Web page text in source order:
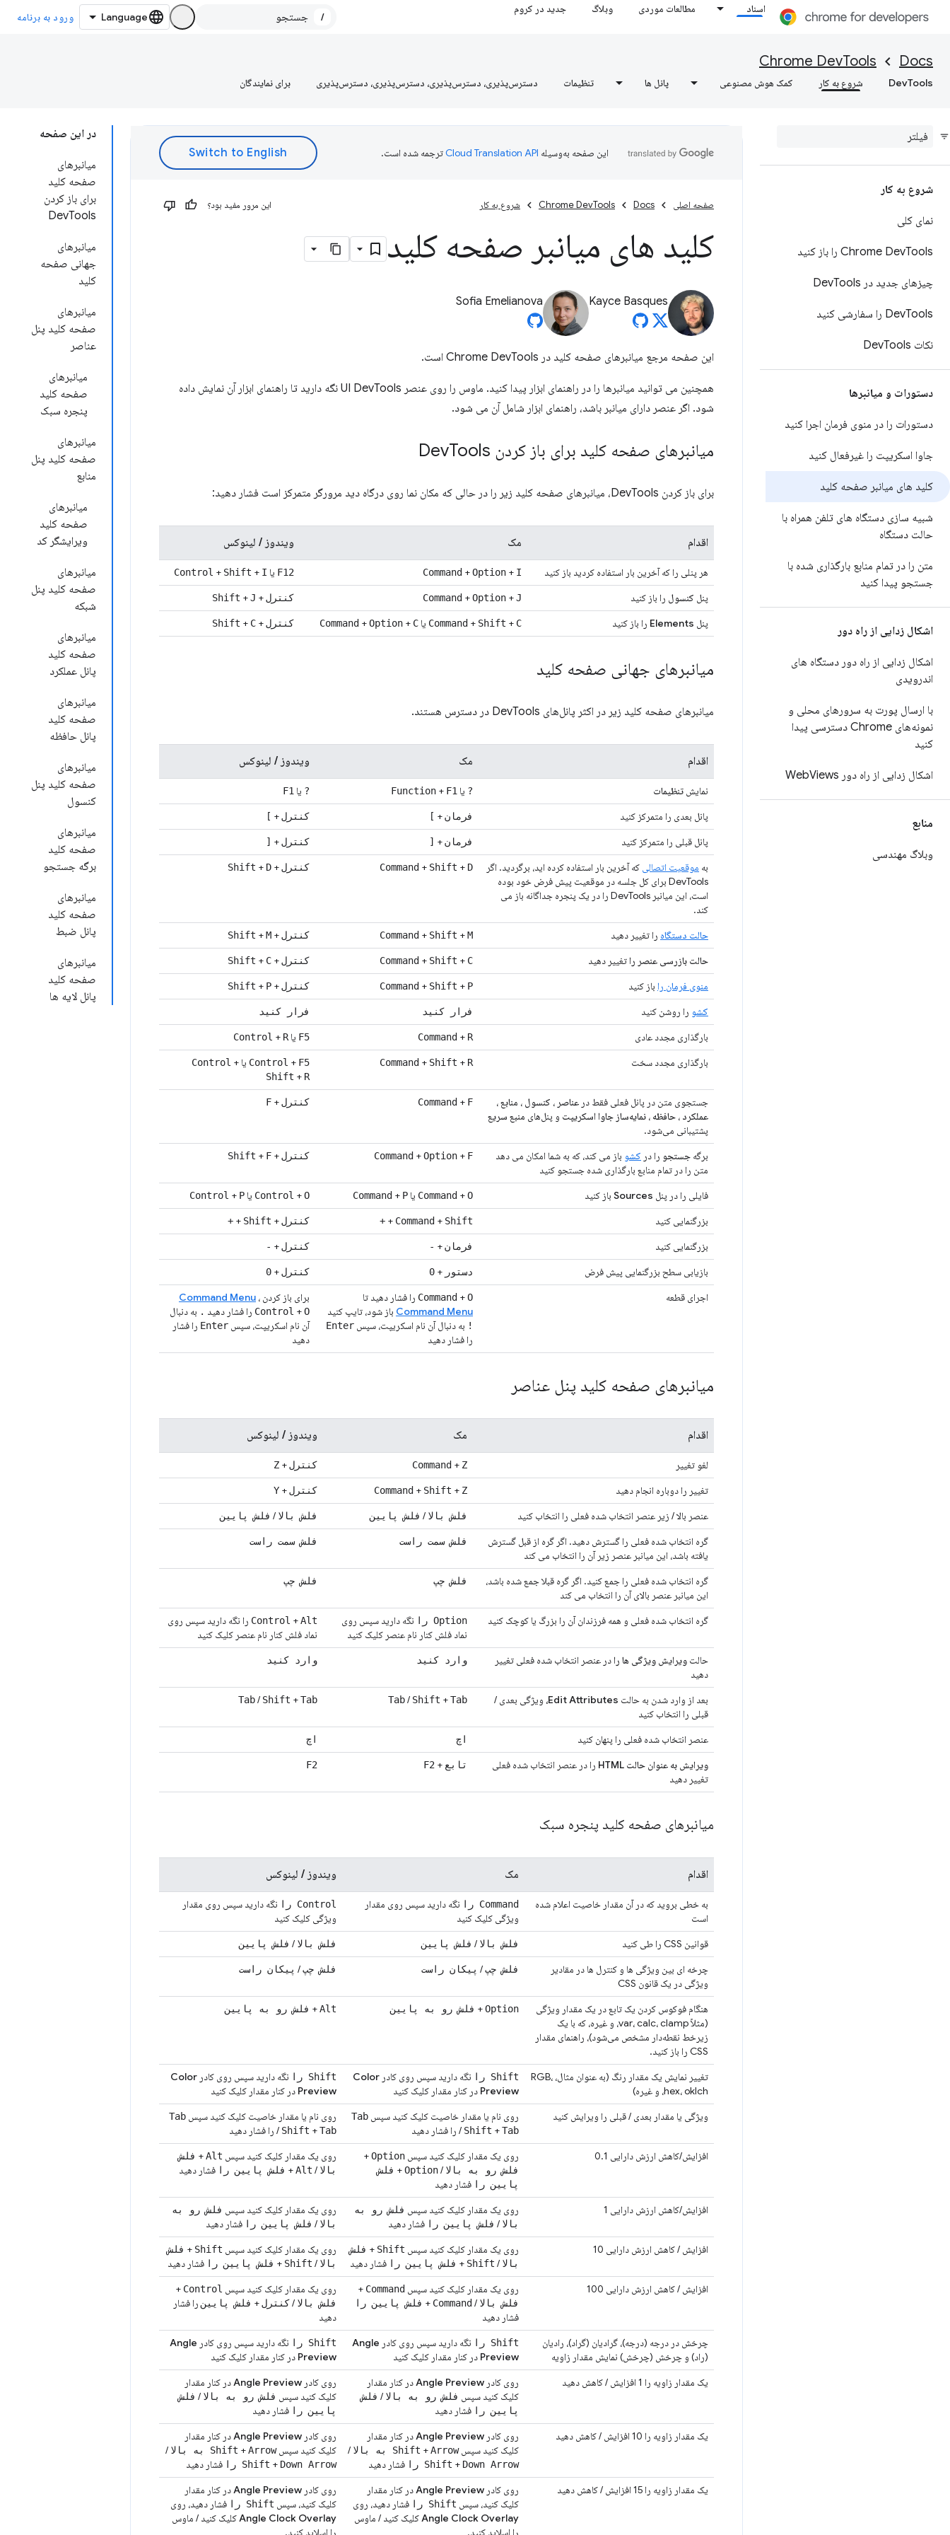
اسناد مطالعات موردی وبلاگ جدید در کروم
/ ورود به برنامه
Docs
Chrome DevTools
DevTools شروع به کار کمک هوش مصنوعی پانل ها تنظیمات دسترس‌پذیری، دسترس‌پذیری، دسترس‌پذیری، دسترس‌پذیری برای نمایندگان
شروع به کار
نمای کلی
Chrome DevTools را باز کنید
چیزهای جدید در Dev Tools
DevTools را سفارشی کنید
نکات Dev Tools
دستورات و میانبرها
دستورات را در منوی فرمان اجرا کنید
جاوا اسکریپت را غیرفعال کنید
کلید های میانبر صفحه کلید
شبیه سازی دستگاه های تلفن همراه با
حالت دستگاه
متن را در تمام منابع بارگذاری شده با
جستجو پیدا کنید
اشکال زدایی از راه دور
اشکال زدایی از راه دور دستگاه های
اندرویدی
با ارسال پورت به سرورهای محلی و
نمونه‌های Chrome دسترسی پیدا
کنید
اشکال زدایی از راه دور Web Views
منابع
وبلاگ مهندسی
در این صفحه
میانبرهای
صفحه کلید
برای باز کردن
DevTools
میانبرهای
جهانی صفحه
کلید
میانبرهای
صفحه کلید پنل
عناصر
میانبرهای
صفحه کلید
پنجره سبک
میانبرهای
صفحه کلید پنل
منابع
میانبرهای
صفحه کلید
ویرایشگر کد
میانبرهای
صفحه کلید پنل
شبکه
میانبرهای
صفحه کلید
پانل عملکرد
میانبرهای
صفحه کلید
پانل حافظه
میانبرهای
صفحه کلید پنل
کنسول
میانبرهای
صفحه کلید
برگه جستجو
میانبرهای
صفحه کلید
پانل ضبط
میانبرهای
صفحه کلید
پانل لایه ها
این صفحه به‌وسیله ترجمه شده است.
صفحه اصلی Docs
Chrome DevTools شروع به کار این مرور مفید بود؟
کلید های میانبر صفحه کلید
Kayce Basques
Sofia Emelianova
این صفحه مرجع میانبرهای صفحه کلید در Chrome DevTools است.
همچنین می توانید میانبرها را در راهنمای ابزار پیدا کنید. ماوس را روی عنصر UI DevTools نگه دارید تا راهنمای ابزار آن نمایش داده
شود. اگر عنصر دارای میانبر باشد، راهنمای ابزار شامل آن می شود.
میانبرهای صفحه کلید برای باز کردن Dev Tools
برای باز کردن DevTools، میانبرهای صفحه کلید زیر را در حالی که مکان نما روی درگاه دید مرورگر متمرکز است فشار دهید:
اقدام مک ویندوز / لینوکس
هر پنلی را که آخرین بار استفاده کردید باز کنید Command +Option + I
F12 یا Control + Shift + I
پنل کنسول را باز کنید Command +Option +J کنترل+
Shift +J
پنل Elements را باز کنید Command + Shift + C یا Command +Option + C کنترل+
Shift + C
میانبرهای جهانی صفحه کلید
میانبرهای صفحه کلید زیر در اکثر پانل‌های DevTools در دسترس هستند.
اقدام مک ویندوز / لینوکس
نمایش تنظیمات ? یا Function + F1
? یا F1
پانل بعدی را متمرکز کنید فرمان+
] کنترل+
]
پانل قبلی را متمرکز کنید فرمان+
[ کنترل+
[
به موقعیت اتصالی که آخرین بار استفاده کرده اید، برگردید. اگر
DevTools برای کل جلسه در موقعیت پیش فرض خود بوده
است، این میانبر DevTools را در یک پنجره جداگانه باز می
کند.
Command + Shift + D کنترل+
Shift + D
حالت دستگاه را تغییر دهید Command + Shift +M کنترل+
Shift +M
حالت بازرسی عنصر را تغییر دهید Command + Shift + C کنترل+
Shift + C
منوی فرمان را باز کنید Command + Shift + P کنترل+
Shift + P
کشو را روشن کنید فرار کنید فرار کنید
بارگذاری مجدد عادی Command + R
F5 یا Control + R
بارگذاری مجدد سخت Command + Shift + R
Control + F5 یا Control +
Shift + R
جستجوی متن در پانل فعلی فقط در عناصر ، کنسول ، منابع،
عملکرد ، حافظه ، نمایه‌ساز جاوا اسکریپت و پنل‌های منبع سریع
پشتیبانی می‌شود.
Command + F کنترل+
F
برگه جستجو را در کشو باز می کند، که به شما امکان می دهد
متن را در تمام منابع بارگذاری شده جستجو کنید
Command +Option + F کنترل+
Shift + F
فایلی را در پنل Sources باز کنید Command +O یا Command + P
Control +O یا Control + P
بزرگنمایی کنید Command + Shift
+
+ کنترل+
Shift
+
+
بزرگنمایی کنید فرمان+
- کنترل+
-
بازیابی سطح بزرگنمایی پیش فرض دستور +
0 کنترل+
0
اجرای قطعه Command +O
را فشار دهید تا
Command Menu باز شود، تایپ کنید
! به دنبال آن نام اسکریپت، سپس Enter
را فشار دهید
برای باز کردن Command Menu ،
Control +O را فشار دهید . به دنبال
آن نام اسکریپت، سپس Enter را فشار
دهید
میانبرهای صفحه کلید پنل عناصر
اقدام مک ویندوز / لینوکس
لغو تغییر Command + Z کنترل+
Z
تغییر را دوباره انجام دهید Command + Shift + Z کنترل+
Y
عنصر بالا / زیر عنصر انتخاب شده فعلی را انتخاب کنید فلش بالا / فلش پایین فلش بالا / فلش پایین
گره انتخاب شده فعلی را گسترش دهید. اگر گره از قبل گسترش
یافته باشد، این میانبر عنصر زیر آن را انتخاب می کند
فلش سمت راست فلش سمت راست
گره انتخاب شده فعلی را جمع کنید. اگر گره قبلا جمع شده باشد،
این میانبر عنصر بالای آن را انتخاب می کند
فلش چپ فلش چپ
گره انتخاب شده فعلی و همه فرزندان آن را بزرگ یا کوچک کنید Option را
نگه دارید سپس روی
نماد فلش کنار نام عنصر کلیک کنید
Control +Alt
را نگه دارید سپس روی
نماد فلش کنار نام عنصر کلیک کنید
حالت ویرایش ویژگی ها را در عنصر انتخاب شده فعلی تغییر
دهید
وارد کنید وارد کنید
بعد از وارد شدن به حالت Edit Attributes، ویژگی بعدی /
قبلی را انتخاب کنید
Tab/ Shift +Tab
Tab/ Shift +Tab
عنصر انتخاب شده فعلی را پنهان کنید اچ اچ
ویرایش به عنوان حالت HTML
را در عنصر انتخاب شده فعلی
تغییر دهید
تابع +
F2
F2
میانبرهای صفحه کلید پنجره سبک
اقدام مک ویندوز / لینوکس
به خطی بروید که در آن مقدار خاصیت اعلام شده
است
Command را
نگه دارید سپس روی مقدار
ویژگی کلیک کنید
Control را
نگه دارید سپس روی مقدار
ویژگی کلیک کنید
قوانین CSS را طی کنید
فلش بالا / فلش پایین فلش بالا / فلش پایین
چرخه ای بین ویژگی ها و کنترل ها در مقادیر
ویژگی در یک قانون CSS
فلش چپ/ پیکان راست فلش چپ/ پیکان راست
هنگام فوکوس کردن یک تابع در یک مقدار ویژگی
(مثلاً var، calc، clamp، و غیره، که با یک
زیرخط نقطه‌دار مشخص می‌شود)، راهنمای مقدار
CSS را باز کنید.
Option
+ فلش رو به پایین Alt
+ فلش رو به پایین
تغییر نمایش یک مقدار رنگ (به عنوان مثال، RGB،
hex، oklch، و غیره)
Shift را نگه دارید سپس روی کادر Color
Preview در کنار مقدار کلیک کنید
Shift را نگه دارید سپس روی کادر Color
Preview در کنار مقدار کلیک کنید
ویژگی یا مقدار بعدی / قبلی را ویرایش کنید
روی نام یا مقدار خاصیت کلیک کنید سپس Tab
/ Shift +Tab را فشار دهید
روی نام یا مقدار خاصیت کلیک کنید سپس Tab
/ Shift +Tab
را فشار دهید
افزایش/کاهش ارزش دارایی 0.1
روی یک مقدار کلیک کنید سپس Option
+
فلش رو به بالا /
Option
+ فلش
پایین را فشار دهید
روی یک مقدار کلیک کنید سپس Alt
+ فلش
بالا /
Alt
+ فلش پایین را فشار دهید
افزایش/کاهش ارزش دارایی 1 روی یک مقدار کلیک کنید سپس فلش رو به
بالا / فلش پایین را فشار دهید
روی یک مقدار کلیک کنید سپس فلش رو به
بالا / فلش پایین را فشار دهید
افزایش / کاهش ارزش دارایی 10
روی یک مقدار کلیک کنید سپس Shift
+ فلش
بالا /
Shift
+ فلش پایین را فشار دهید
روی یک مقدار کلیک کنید سپس Shift
+ فلش
بالا /
Shift
+ فلش پایین را فشار دهید
افزایش / کاهش ارزش دارایی 100
روی یک مقدار کلیک کنید سپس Command
+
فلش بالا /
Command
+ فلش پایین را
فشار دهید
روی یک مقدار کلیک کنید سپس Control
+
فلش بالا /کنترل+ فلش پایینرا فشار
دهید
چرخش در درجه (درجه)، گرادیان (گراد)، رادیان
(راد) و چرخش (چرخش) نمایش مقدار زاویه
Shift را نگه دارید سپس روی کادر Angle
Preview در کنار مقدار کلیک کنید
Shift را نگه دارید سپس روی کادر Angle
Preview در کنار مقدار کلیک کنید
یک مقدار زاویه را 1 افزایش / کاهش دهید
روی کادر Angle Previewدر کنار مقدار
کلیک کنید سپس فلش رو به بالا / فلش
پایین را فشار دهید
روی کادر Angle Previewدر کنار مقدار
کلیک کنید سپس فلش رو به بالا / فلش
پایین را فشار دهید
یک مقدار زاویه را 10 افزایش / کاهش دهید
روی کادر Angle Previewدر کنار مقدار
کلیک کنید سپس
Shift +Arrow به بالا /
Shift + Down Arrow را فشار دهید
روی کادر Angle Previewدر کنار مقدار
کلیک کنید سپس
Shift +Arrow به بالا /
Shift + Down Arrow را
فشار دهید
یک مقدار زاویه را 15 افزایش / کاهش دهید
روی کادر Angle Previewدر کنار مقدار
کلیک کنید، سپس Shift را
فشار دهید، روی
Angle Clock Overlayکلیک کنید / ماوس
را اسلاید کنید.
روی کادر Angle Previewدر کنار مقدار
کلیک کنید، سپس Shift را
فشار دهید، روی
Angle Clock Overlayکلیک کنید / ماوس
را اسلاید کنید.